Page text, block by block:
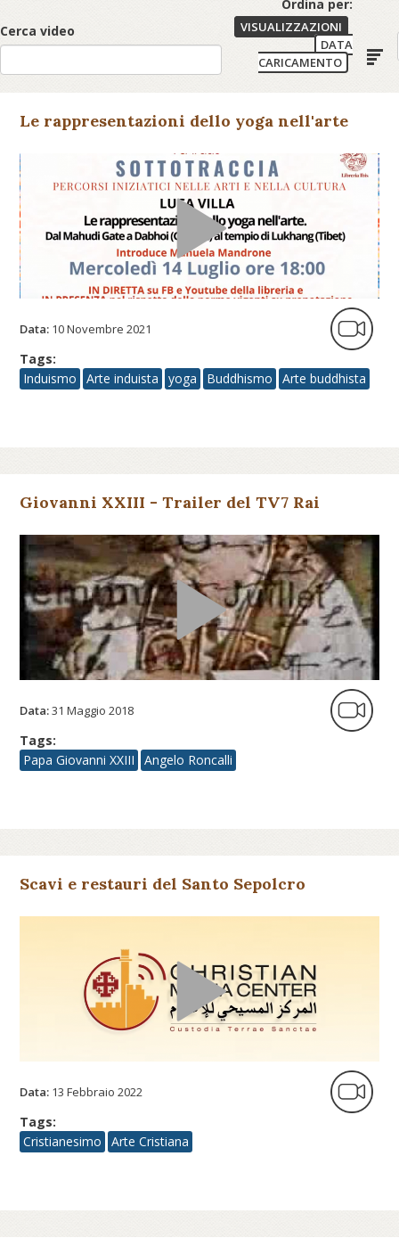
Cerca video
Ordina per:
VISUALIZZAZIONI
DATA
CARICAMENTO
Le rappresentazioni dello yoga nell'arte
Data: 10 Novembre 2021
Tags:
Induismo
Arte induista yoga Buddhismo Arte buddhista
Giovanni XXIII - Trailer del TV7 Rai
Data:31 Maggio 2018
Tags:
Papa Giovanni XXIII
Angelo Roncalli
Scavi e restauri del Santo Sepolcro
Data: 13 Febbraio 2022
Tags:
Cristianesimo
Arte Cristiana